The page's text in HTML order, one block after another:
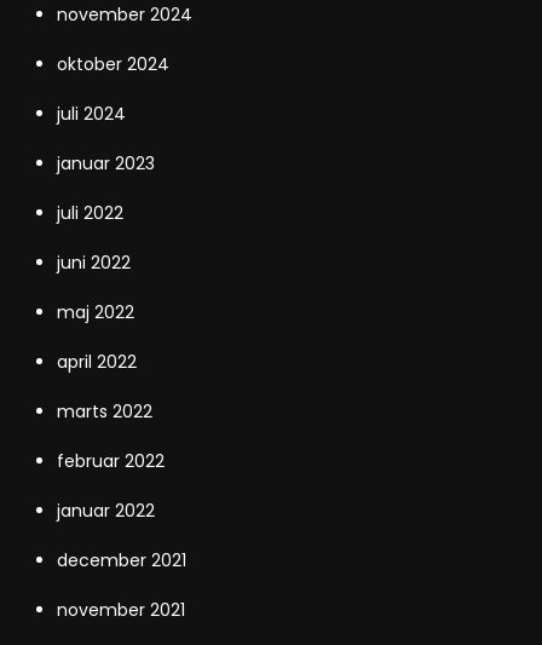
november 2024
oktober 2024
juli 2024
januar 2023
juli 2022
juni 2022
maj 2022
april 2022
marts 2022
februar 2022
januar 2022
december 2021
november 2021